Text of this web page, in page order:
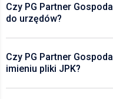
Czy PG Partner
do urzędów?
Czy PG Partner
imieniu pliki JPK?